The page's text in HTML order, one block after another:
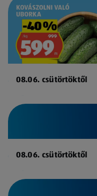
08.06. csütörtöktől
08.06. csütörtöktől